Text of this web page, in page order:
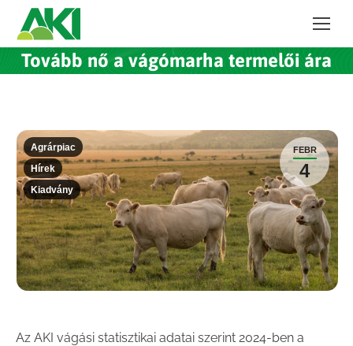
Tovább nő a vágómarha termelői ára
FEBR
4
Agrárpiac
Hírek
Kiadvány
Az AKI vágási statisztikai adatai szerint 2024-ben a